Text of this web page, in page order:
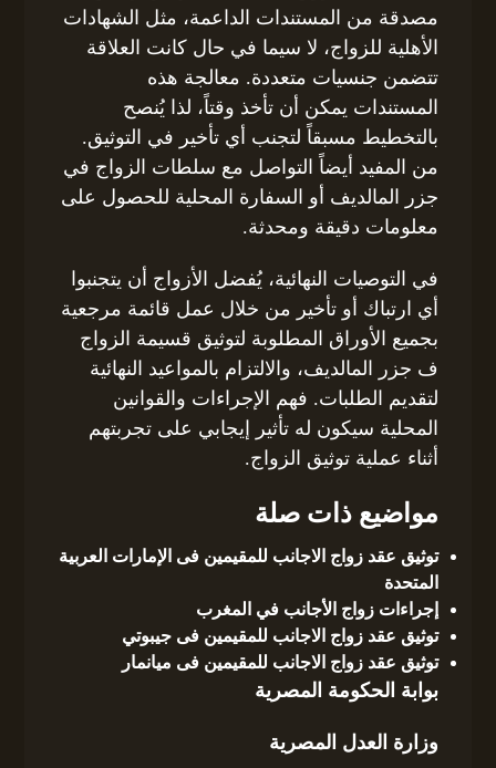
مصدقة من المستندات الداعمة، مثل الشهادات
الأهلية للزواج، لا سيما في حال كانت العلاقة
تتضمن جنسيات متعددة. معالجة هذه
المستندات يمكن أن تأخذ وقتاً، لذا يُنصح
بالتخطيط مسبقاً لتجنب أي تأخير في التوثيق.
من المفيد أيضاً التواصل مع سلطات الزواج في
جزر المالديف أو السفارة المحلية للحصول على
معلومات دقيقة ومحدثة.
في التوصيات النهائية، يُفضل الأزواج أن يتجنبوا
أي ارتباك أو تأخير من خلال عمل قائمة مرجعية
بجميع الأوراق المطلوبة لتوثيق قسيمة الزواج
ف جزر المالديف، والالتزام بالمواعيد النهائية
لتقديم الطلبات. فهم الإجراءات والقوانين
المحلية سيكون له تأثير إيجابي على تجربتهم
أثناء عملية توثيق الزواج.
مواضيع ذات صلة
توثيق عقد زواج الاجانب للمقيمين فى الإمارات العربية
المتحدة
إجراءات زواج الأجانب في المغرب
توثيق عقد زواج الاجانب للمقيمين فى جيبوتي
توثيق عقد زواج الاجانب للمقيمين فى ميانمار
بوابة الحكومة المصرية
وزارة العدل المصرية